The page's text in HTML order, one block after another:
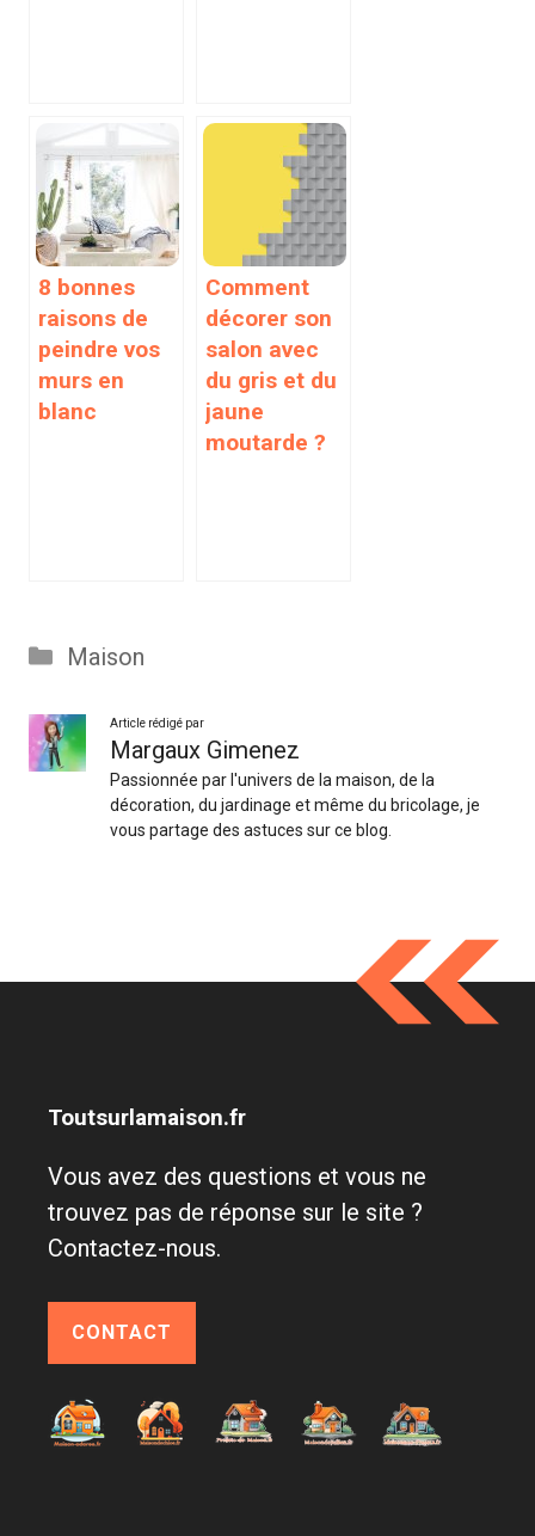
8 bonnes
raisons de
peindre vos
murs en
blanc
Comment
décorer son
salon avec
du gris et du
jaune
moutarde ?
Catégories
Maison
Article rédigé par
Margaux Gimenez
Passionnée par l'univers de la maison, de la
décoration, du jardinage et même du bricolage, je
vous partage des astuces sur ce blog.
Toutsurlamaison.fr
Vous avez des questions et vous ne
trouvez pas de réponse sur le site ?
Contactez-nous.
CONTACT